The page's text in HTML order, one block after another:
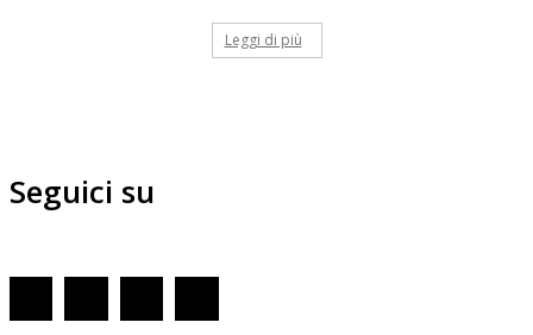
Leggi di più
Seguici su